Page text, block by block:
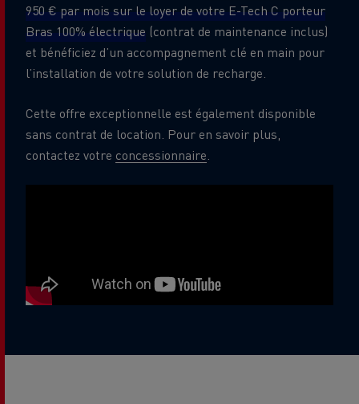
950 € par mois sur le loyer de votre E-Tech C porteur
Bras 100% électrique (contrat de maintenance inclus)
et bénéficiez d’un accompagnement clé en main pour
l’installation de votre solution de recharge.
Cette offre exceptionnelle est également disponible
sans contrat de location. Pour en savoir plus,
contactez votre concessionnaire